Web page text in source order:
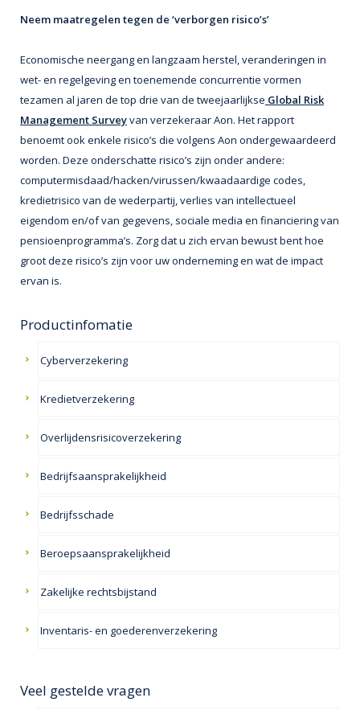
Neem maatregelen tegen de ‘verborgen risico’s’
Economische neergang en langzaam herstel, veranderingen in
wet- en regelgeving en toenemende concurrentie vormen
tezamen al jaren de top drie van de tweejaarlijkse Global Risk
Management Surveyvan verzekeraar Aon. Het rapport
benoemt ook enkele risico’s die volgens Aon ondergewaardeerd
worden. Deze onderschatte risico’s zijn onder andere:
computermisdaad/hacken/virussen/kwaadaardige codes,
kredietrisico van de wederpartij, verlies van intellectueel
eigendom en/of van gegevens, sociale media en financiering van
pensioenprogramma’s. Zorg dat u zich ervan bewust bent hoe
groot deze risico’s zijn voor uw onderneming en wat de impact
ervan is.
Productinfomatie
Cyberverzekering
Kredietverzekering
Overlijdensrisicoverzekering
Bedrijfsaansprakelijkheid
Bedrijfsschade
Beroepsaansprakelijkheid
Zakelijke rechtsbijstand
Inventaris- en goederenverzekering
Veel gestelde vragen